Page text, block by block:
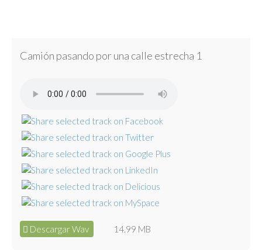
Camión pasando por una calle estrecha 1
Descargar Wav 14.99 MB